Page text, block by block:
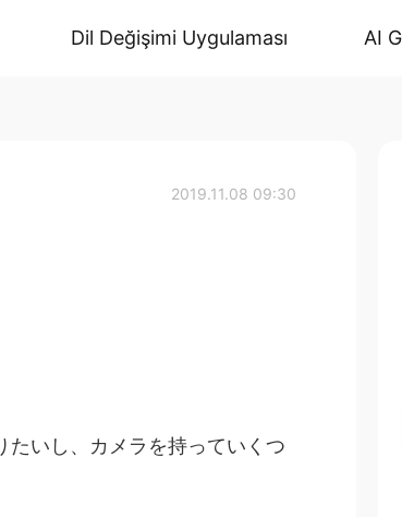
Dil Değişimi Uygulaması AI
2019.11.08 09:30
たいし、カメラを持っていくつ